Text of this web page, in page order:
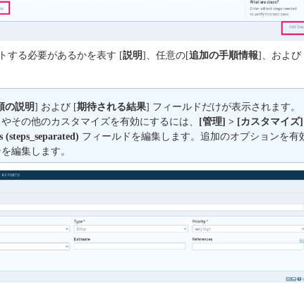
する必要があるかを表す [説明]、任意の[追加の手順情報]、および
の説明] および [期待される結果] フィールドだけが表示されます。
その他のカスタマイズを有効にするには、
[管理] > [カスタマイズ]
(steps_separated) フィールドを編集します。追加のオプションを有
編集します。